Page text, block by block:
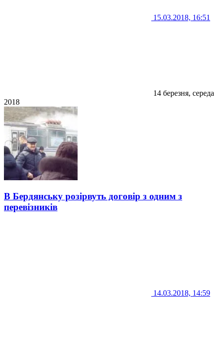
15.03.2018, 16:51
14 березня, середа
2018
В Бердянську розірвуть договір з одним з
перевізників
14.03.2018, 14:59